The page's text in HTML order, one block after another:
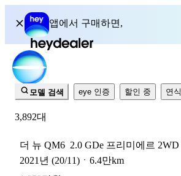
헤이딜러 중고차 매물
앱에서 구매하면,
1년 무료 보증
모델 검색 eye 인증 할인 중 연식
3,892대
더 뉴 QM6 2.0 GDe 프리미에르 2WD
2021 년 (20/11) ㆍ 6.4만km